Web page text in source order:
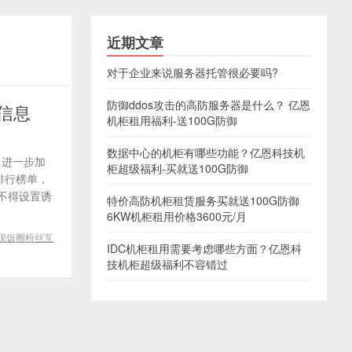
息
一步加
榜单，
得设置诱
饭圈粉丝互
近期文章
对于企业来说服务器托管很必要吗?
防御ddos攻击的高防服务器是什么？ 亿恩
机柜租用福利-送100G防御
数据中心的机柜有哪些功能？亿恩科技机
柜超级福利-买就送100G防御
特价高防机柜租赁服务买就送100G防御
6KW机柜租用价格3600元/月
IDC机柜租用需要考虑哪些方面？亿恩科
技机柜超级福利不容错过